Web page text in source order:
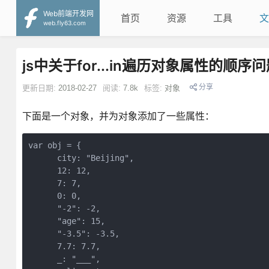
Web前端开发网
web.fly63.com
首页 资源 工具
js中关于for...in遍历对象属性的顺序问
更新日期: 2018-02-27 阅读: 7.8k 标签: 对象 分享
下面是一个对象，并为对象添加了一些属性：
var obj = {
      city: "Beijing",
      12: 12,
      7: 7,
      0: 0,
      "-2": -2,
      "age": 15,
      "-3.5": -3.5,
      7.7: 7.7,
      _: "___",